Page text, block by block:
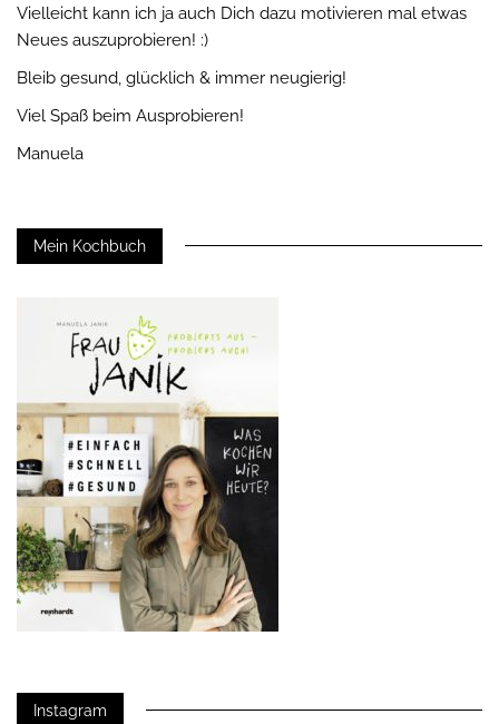
Vielleicht kann ich ja auch Dich dazu motivieren mal etwas
Neues auszuprobieren! :)
Bleib gesund, glücklich & immer neugierig!
Viel Spaß beim Ausprobieren!
Manuela
Mein Kochbuch
Instagram